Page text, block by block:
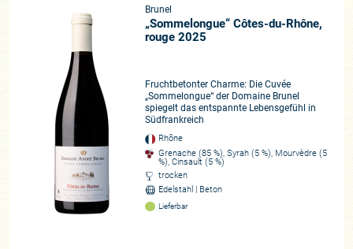
Brunel
„Sommelongue“ Côtes-du-Rhône,
rouge 2025
Fruchtbetonter Charme: Die Cuvée
„Sommelongue“ der Domaine Brunel
spiegelt das entspannte Lebensgefühl in
Südfrankreich
Rhône
Grenache (85 %), Syrah (5 %), Mourvèdre (5
%), Cinsault (5 %)
trocken
Edelstahl | Beton
Lieferbar